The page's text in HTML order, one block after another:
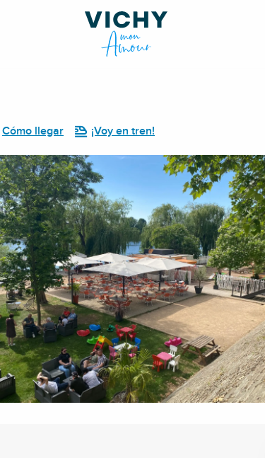
Cómo llegar ¡Voy en tren!